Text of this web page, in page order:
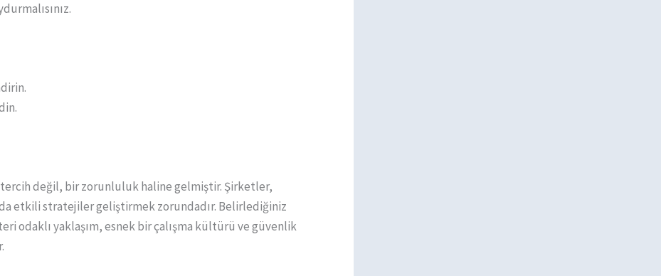
değil, bir zorunluluk haline gelmiştir. Şirketler,
etkili stratejiler geliştirmek zorundadır. Belirlediğiniz
odaklı yaklaşım, esnek bir çalışma kültürü ve güvenlik